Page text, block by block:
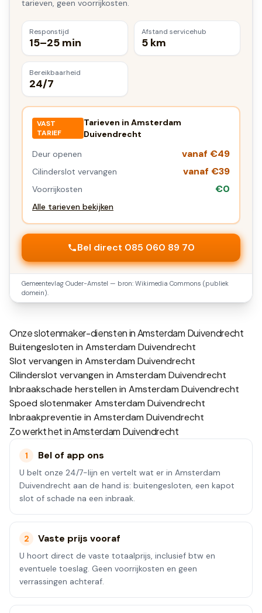
tarieven, geen voorrijkosten.
Responstijd
15–25 min
Afstand servicehub
5 km
Bereikbaarheid
24/7
VAST
TARIEF
Tarieven in Amsterdam
Duivendrecht
Deur openen
vanaf €49
Cilinderslot vervangen vanaf €39
Voorrijkosten €0
Alle tarieven bekijken
Bel direct 085 060 89 70
Gemeentevlag Ouder-Amstel — bron: Wikimedia Commons (publiek
domein).
Onze slotenmaker-diensten inAmsterdam Duivendrecht
Buitengesloten in Amsterdam Duivendrecht
Slot vervangen in Amsterdam Duivendrecht
Cilinderslot vervangen in Amsterdam Duivendrecht
Inbraakschade herstellen in Amsterdam Duivendrecht
Spoed slotenmaker Amsterdam Duivendrecht
Inbraakpreventie in Amsterdam Duivendrecht
Zo werkt het inAmsterdam Duivendrecht
1 Bel of app ons
U belt onze 24/7-lijn en vertelt wat er in Amsterdam
Duivendrecht aan de hand is: buitengesloten, een kapot
slot of schade na een inbraak.
2 Vaste prijs vooraf
U hoort direct de vaste totaalprijs, inclusief btw en
eventuele toeslag. Geen voorrijkosten en geen
verrassingen achteraf.